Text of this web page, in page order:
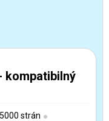
kompatibilný
5000 strán